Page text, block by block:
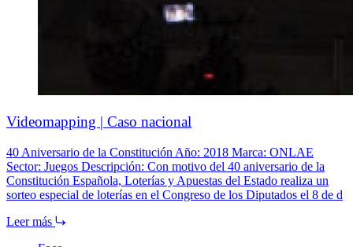
Videomapping | Caso nacional
40 Aniversario de la Constitución Año: 2018 Marca: ONLAE
Sector: Juegos Descripción: Con motivo del 40 aniversario de la
Constitución Española, Loterías y Apuestas del Estado realiza un
sorteo especial de loterías en el Congreso de los Diputados el 8 de d
Leer más